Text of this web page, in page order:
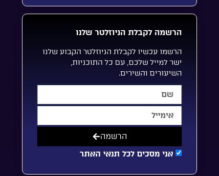
הרשמה לקבלת הניוזלטר שלנו
הרשמו עכשיו לקבלת הניוזלטר הקבוע שלנו
ישר למייל שלכם, עם כל התוכניות,
השיעורים והשירים.
אני מסכים לכל תנאי האתר
הרשמה